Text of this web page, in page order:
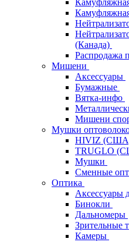
(Канада)
Мишени
Аксессуары
Бумажные
Вятка-инфо
Мишени
Мушки
HIVIZ
TRUGLO
Мушки
Сменные
Оптика
Аксессуары
Бинокли
Дальномеры
Зрительные
Камеры